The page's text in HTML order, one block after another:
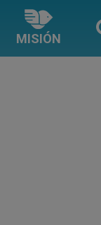
MISIÓN